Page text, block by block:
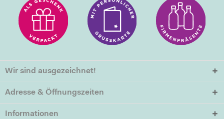
Wir sind ausgezeichnet!
Adresse & Öffnungszeiten
Informationen